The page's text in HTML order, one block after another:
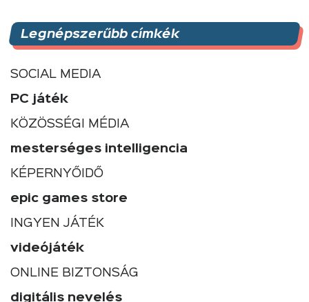
Legnépszerűbb címkék
SOCIAL MEDIA
PC játék
KÖZÖSSÉGI MÉDIA
mesterséges intelligencia
KÉPERNYŐIDŐ
epic games store
INGYEN JÁTÉK
videójáték
ONLINE BIZTONSÁG
digitális nevelés